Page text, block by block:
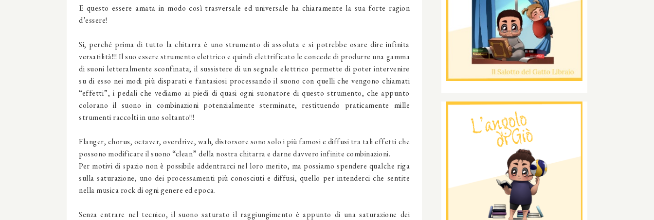
E questo essere amata in modo così trasversale ed universale ha chiaramente la sua forte ragion
d’essere!
Si, perché prima di tutto la chitarra è uno strumento di assoluta e si potrebbe osare dire infinita
versatilità!!! Il suo essere strumento elettrico e quindi elettrificato le concede di produrre una gamma
di suoni letteralmente sconfinata; il sussistere di un segnale elettrico permette di poter intervenire
su di esso nei modi più disparati e fantasiosi processando il suono con quelli che vengono chiamati
“effetti”, i pedali che vediamo ai piedi di quasi ogni suonatore di questo strumento, che appunto
colorano il suono in combinazioni potenzialmente sterminate, restituendo praticamente mille
strumenti raccolti in uno soltanto!!!
Flanger, chorus, octaver, overdrive, wah, distorsore sono solo i più famosi e diffusi tra tali effetti che
possono modificare il suono “clean” della nostra chitarra e darne davvero infinite combinazioni.
Per motivi di spazio non è possibile addentrarci nel loro merito, ma possiamo spendere qualche riga
sulla saturazione, uno dei processamenti più conosciuti e diffusi, quello per intenderci che sentite
nella musica rock di ogni genere ed epoca.
Senza entrare nel tecnico, il suono saturato il raggiungimento è appunto di una saturazione dei